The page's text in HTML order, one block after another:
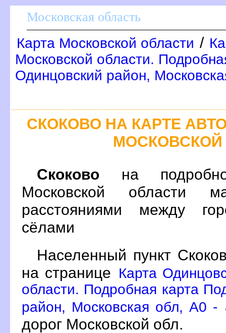
Московская область
Карта Московской области /
Московской области.
Одинцовский район,
СКОКОВО НА КАРТЕ
МОСКОВСКОЙ
Скоково на
Московской области
расстояниями между
сёлами
Населенный пункт
на странице Карта
области. Подробная карта
район, Московская обл, A0 -
дорог Московской обл.